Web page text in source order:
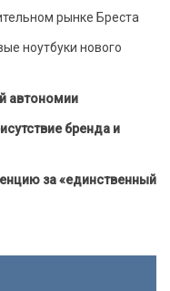
рынке Бреста
ноутбуки нового
автономии
бренда и
за «единственный